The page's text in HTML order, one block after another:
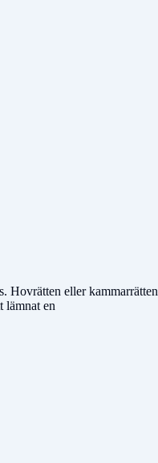
Hovrätten eller kammarrätten
lämnat en